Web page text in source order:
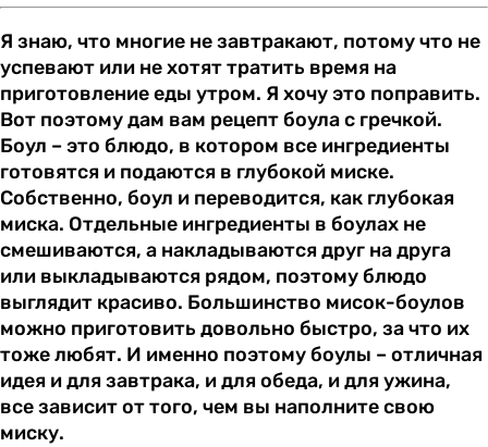
Я знаю, что многие не завтракают, потому что не
успевают или не хотят тратить время на
приготовление еды утром. Я хочу это поправить.
Вот поэтому дам вам рецепт боула с гречкой.
Боул – это блюдо, в котором все ингредиенты
готовятся и подаются в глубокой миске.
Собственно, боул и переводится, как глубокая
миска. Отдельные ингредиенты в боулах не
смешиваются, а накладываются друг на друга
или выкладываются рядом, поэтому блюдо
выглядит красиво. Большинство мисок-боулов
можно приготовить довольно быстро, за что их
тоже любят. И именно поэтому боулы – отличная
идея и для завтрака, и для обеда, и для ужина,
все зависит от того, чем вы наполните свою
миску.